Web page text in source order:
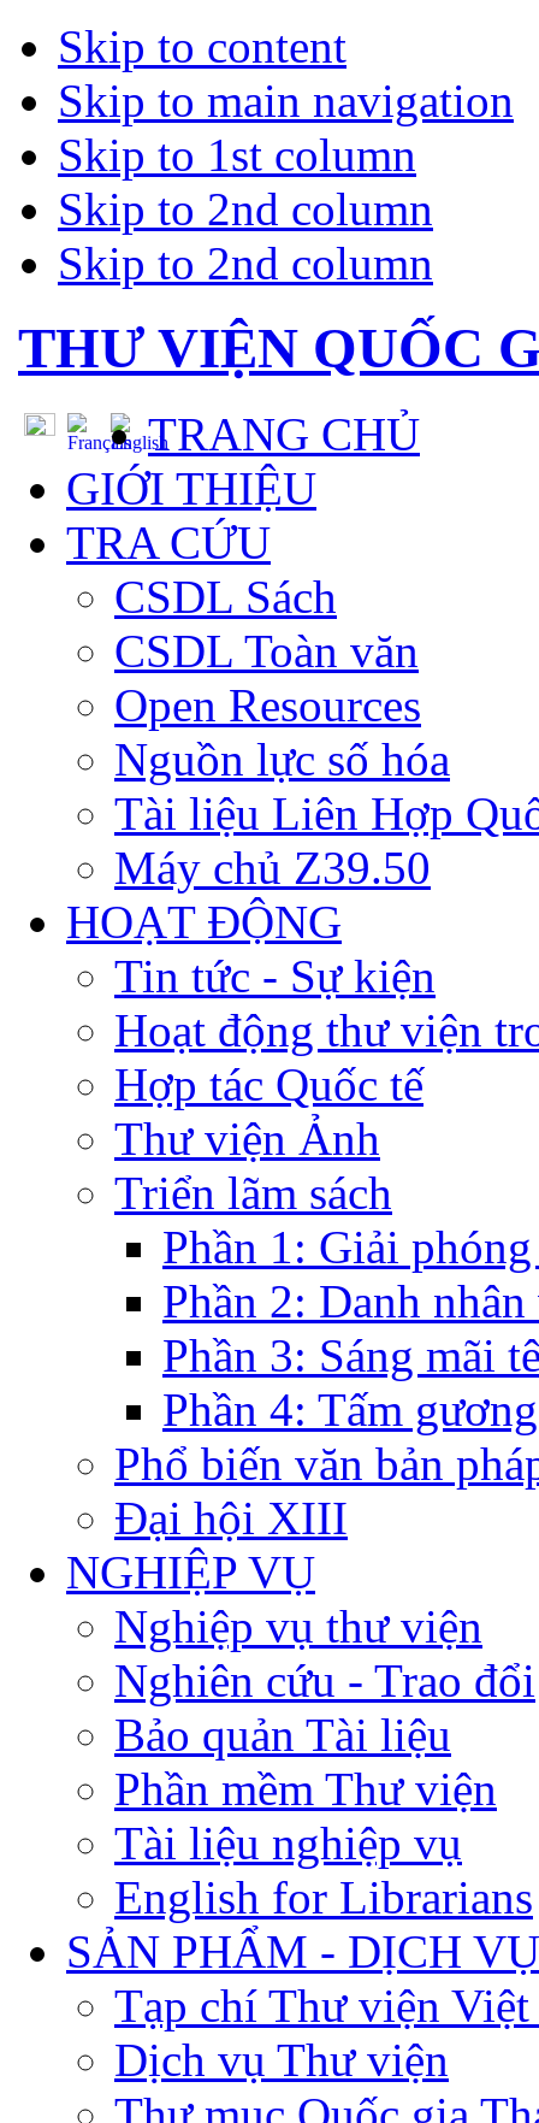
Skip to content
Skip to main navigation
Skip to 1st column
Skip to 2nd column
Skip to 2nd column
THƯ VIỆN QUỐC
TRANG CHỦ
GIỚI THIỆU
TRA CỨU
CSDL Sách
CSDL Toàn văn
Open Resources
Nguồn lực số hóa
Tài liệu Liên Hợp
Máy chủ Z39.50
HOẠT ĐỘNG
Tin tức - Sự kiện
Hoạt động thư viện
Hợp tác Quốc tế
Thư viện Ảnh
Triển lãm sách
Phần 1: Giải
Phần 2: Danh nhân
Phần 3: Sáng mãi
Phần 4: Tấm
Phổ biến văn bản
Đại hội XIII
NGHIỆP VỤ
Nghiệp vụ thư viện
Nghiên cứu - Trao đổi
Bảo quản Tài liệu
Phần mềm Thư viện
Tài liệu nghiệp vụ
English for Librarians
SẢN PHẨM - DỊCH VỤ
Tạp chí Thư viện Việt
Dịch vụ Thư viện